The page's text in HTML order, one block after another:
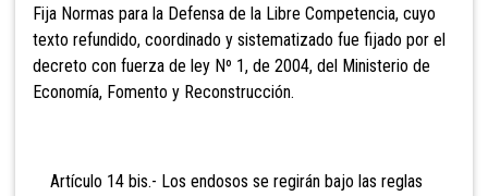
Fija Normas para la Defensa de la Libre Competencia, cuyo
texto refundido, coordinado y sistematizado fue fijado por el
decreto con fuerza de ley Nº 1, de 2004, del Ministerio de
Economía, Fomento y Reconstrucción.
Artículo 14 bis.- Los endosos se regirán bajo las reglas